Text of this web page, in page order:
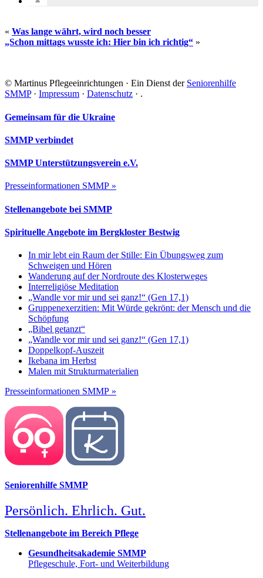
« Was lange währt, wird noch besser
„Schon mittags wusste ich: Hier bin ich richtig“ »
Seitenspalte
© Martinus Pflegeeinrichtungen · Ein Dienst der Seniorenhilfe
SMMP· Impressum · Datenschutz · .
Footer
Gemeinsam für die Ukraine
SMMP verbindet
SMMP Unterstützungsverein e.V.
Presseinformationen SMMP »
Stellenangebote bei SMMP
Spirituelle Angebote im Bergkloster Bestwig
In mir lebt ein Raum der Stille: Ein Übungsweg zum
Schweigen und Hören
Wanderung auf der Nordroute des Klosterweges
Interreligiöse Meditation
„Wandle vor mir und sei ganz!“ (Gen 17,1)
Gruppenexerzitien: Mit Würde gekrönt: der Mensch und die
Schöpfung
„Bibel getanzt“
„Wandle vor mir und sei ganz!“ (Gen 17,1)
Doppelkopf-Auszeit
Ikebana im Herbst
Malen mit Strukturmaterialien
Presseinformationen SMMP »
Seniorenhilfe SMMP
Persönlich. Ehrlich. Gut.
Stellenangebote im Bereich Pflege
Gesundheitsakademie SMMP
Pflegeschule, Fort- und Weiterbildung